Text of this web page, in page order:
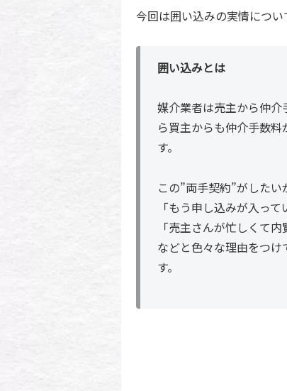
今回は囲い込みの実情につい
囲い込みとは
媒介業者は売主から仲
ら買主からも仲介手数
す。
この”両手契約”がした
「もう申し込みが入って
「売主さんが忙しくて内
などと色々な理由をつけ
す。